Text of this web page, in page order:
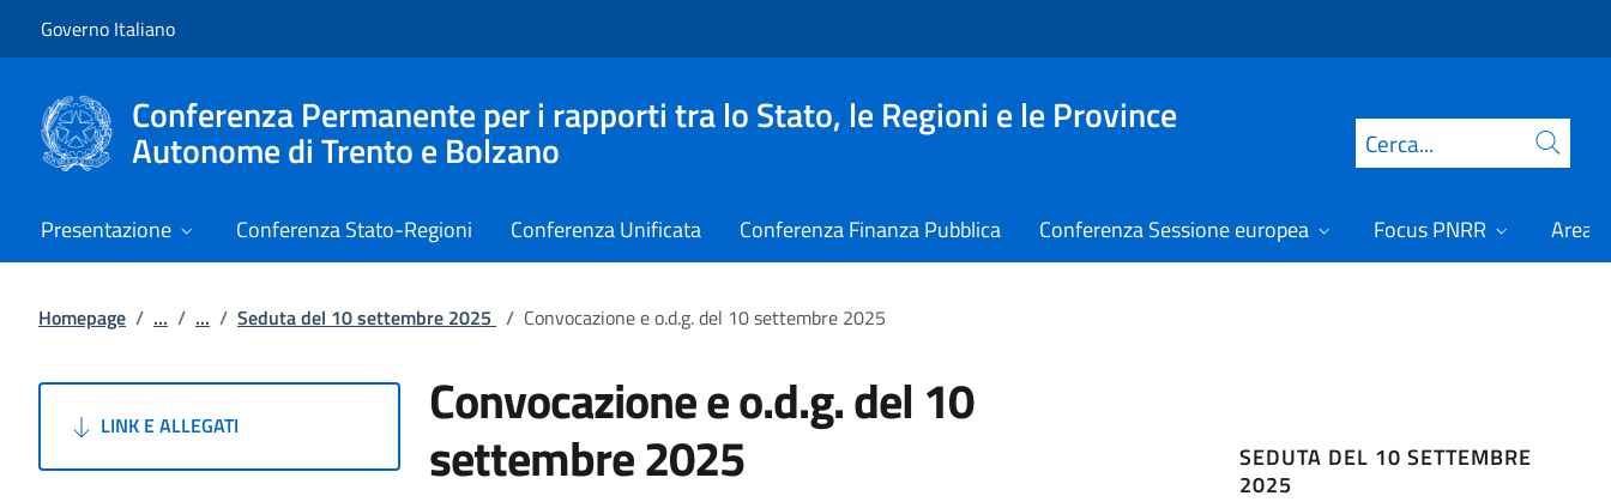
Governo Italiano
Conferenza Permanente per i rapporti tra lo Stato, le Regioni e le Province
Autonome di Trento e Bolzano Cerca
Presentazione Conferenza Stato-Regioni Conferenza Unificata Conferenza Finanza Pubblica Conferenza Sessione europea Focus PNRR Area
Homepage / ... / ... / Seduta del 10 settembre 2025 / Convocazione e o.d.g. del 10 settembre 2025
LINK E ALLEGATI Convocazione e o.d.g. del 10
settembre 2025
SEDUTA DEL 10 SETTEMBRE
2025